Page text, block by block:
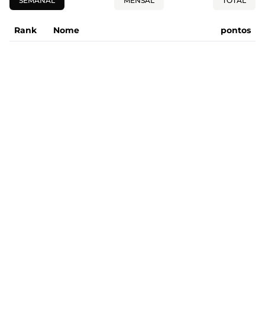
Rank Nome pontos